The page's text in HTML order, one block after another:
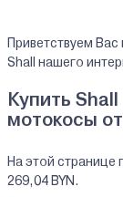
Приветствуем
Shall нашего
Купить
мотокосы
На этой странице
269,04 BYN.